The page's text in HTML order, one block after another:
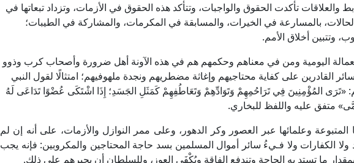
والعلاقات تأكدت الحقوق والواجبات، وتتأكد هذه الحقوق في الأزمات، وتزداد تبعاتها في
بالمسارعة في الخيرات، والمسابقة في المكرمات، والمشاركة في الطيبات؛
وتتبين أخلاق الأمم.
اليومية ومن في معناهم وحكمهم هم في هذه الآونة أهل ضرورة وأصحاب كرب وذوو
القادرين على كفاية محتاجيهم وإغاثة مضطريهم ونجدة ملهوفيهم؛ امتثالًا لقول النبي
«تَرَى المُؤْمِنِينَ فِي تَرَاحُمِهِمْ وَتَوَادِّهِمْ وَتَعَاطُفِهِمْ كَمَثَلِ الجَسَدِ؛ إِذَا اشْتَكَى عُضْوًا تَدَاعَى لَهُ
متفق عليه واللفظ للبخاري.
المتبوعة وعلمائها عبر العصور وكر الدهور، وعلى ممر النوازل والأزمات، على أنه إن لم
الكفارات ولا فـيءُ سائر أموال المسلمين بسد حاجة المحتاجين والمكروبين: فإنه يجب
بمقدار ما تستد به الحاجة وتندفع الفاقة ويُكْفَى العوز، وللسلطان أن يجبرهم على ذلك.